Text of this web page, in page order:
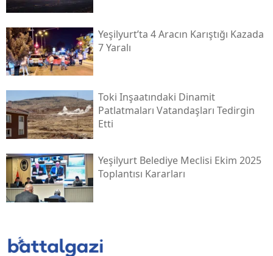
Yeşilyurt’ta 4 Aracın Karıştığı Kazada
7 Yaralı
Toki̇ Inşaatındaki Dinamit
Patlatmaları Vatandaşları Tedirgin
Etti
Yeşilyurt Belediye Meclisi Ekim 2025
Toplantısı Kararları